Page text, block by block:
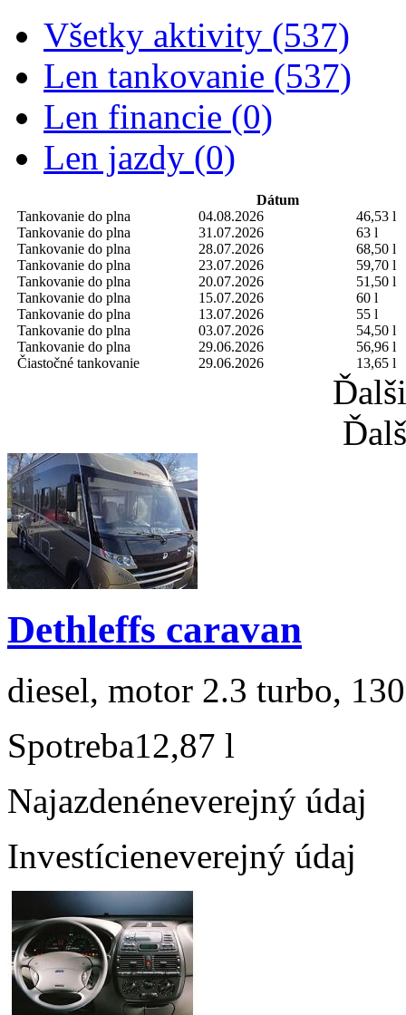
Všetky aktivity (537)
Len tankovanie (537)
Len financie (0)
Len jazdy (0)
Dátum
Tankovanie do plna
04.08.2026
46,53 l
Tankovanie do plna
31.07.2026
63 l
Tankovanie do plna
28.07.2026
68,50 l
Tankovanie do plna
23.07.2026
59,70 l
Tankovanie do plna
20.07.2026
51,50 l
Tankovanie do plna
15.07.2026
60 l
Tankovanie do plna
13.07.2026
55 l
Tankovanie do plna
03.07.2026
54,50 l
Tankovanie do plna
29.06.2026
56,96 l
Čiastočné tankovanie
29.06.2026 13,65 l
Dethleffs caravan
diesel, motor 2.3 turbo,
Spotreba12,87 l
Najazdenéneverejný údaj
Investícieneverejný údaj